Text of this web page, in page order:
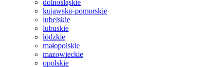
dolnośląskie
kujawsko-pomorskie
lubelskie
lubuskie
łódzkie
małopolskie
mazowieckie
opolskie